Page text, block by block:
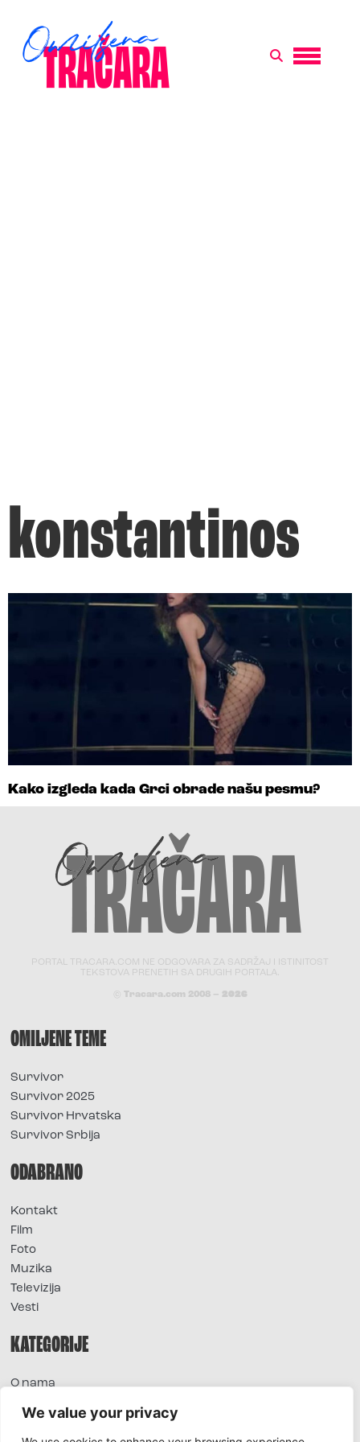
We value your privacy
konstantinos
Kako izgleda kada Grci obrade našu pesmu?
PORTAL TRACARA.COM NE ODGOVARA ZA SADRŽAJ I ISTINITOST
TEKSTOVA PRENETIH SA DRUGIH PORTALA.
© Tracara.com 2008 – 2026
OMILJENE TEME
Survivor
Survivor 2025
Survivor Hrvatska
Survivor Srbija
ODABRANO
Kontakt
Film
Foto
Muzika
Televizija
Vesti
KATEGORIJE
O nama
Extra